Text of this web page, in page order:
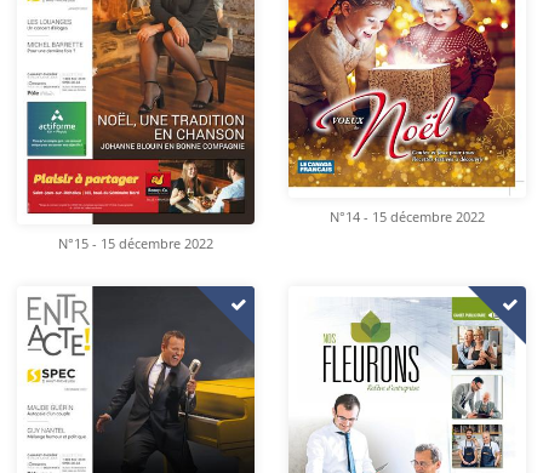
N°15 - 15 décembre 2022
N°14 - 15 décembre 2022